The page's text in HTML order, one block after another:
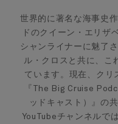
世界的に著名な海事史
ドのクイーン・エリザ
シャンライナーに魅了
ル・クロスと共に、こ
ています。現在、クリ
『The Big Cruise
ッドキャスト）』の
YouTubeチャンネルで